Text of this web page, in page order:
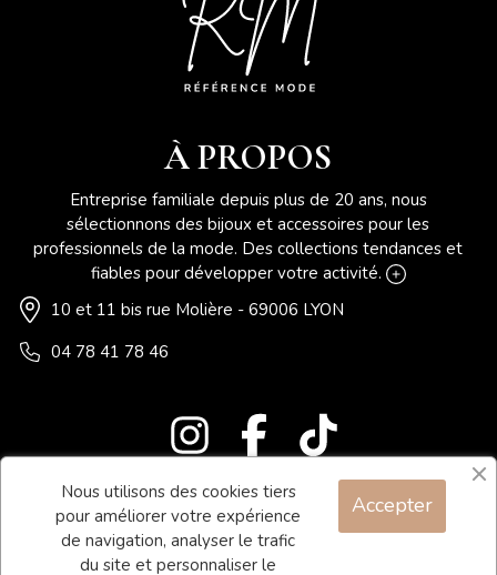
À PROPOS
Entreprise familiale depuis plus de 20 ans, nous
sélectionnons des bijoux et accessoires pour les
professionnels de la mode. Des collections tendances et
fiables pour développer votre activité.
10 et 11 bis rue Molière - 69006 LYON
04 78 41 78 46
Blog
Contact
Conditions générales de vente
Nous utilisons des cookies tiers
pour améliorer votre expérience
de navigation, analyser le trafic
du site et personnaliser le
Accepter